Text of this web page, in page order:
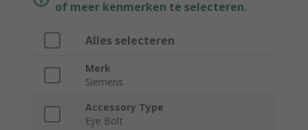
of meer kenmerken te selecteren.
Alles selecteren
Merk
Siemens
Accessory Type
Eye Bolt